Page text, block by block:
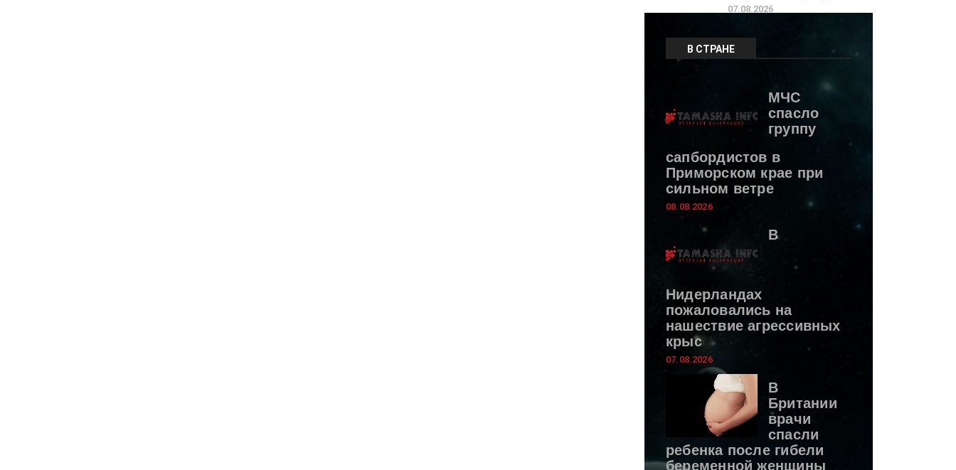
07.08.2026
В СТРАНЕ
МЧС
спасло
группу
сапбордистов в
Приморском крае при
сильном ветре
08.08.2026
В
Нидерландах
пожаловались на
нашествие агрессивных
крыс
07.08.2026
В
Британии
врачи
спасли
ребенка после гибели
беременной женщины